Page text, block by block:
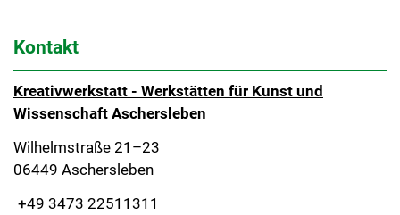
Kontakt
Kreativwerkstatt - Werkstätten für Kunst und
Wissenschaft Aschersleben
Wilhelmstraße 21–23
06449 Aschersleben
+49 3473 22511311